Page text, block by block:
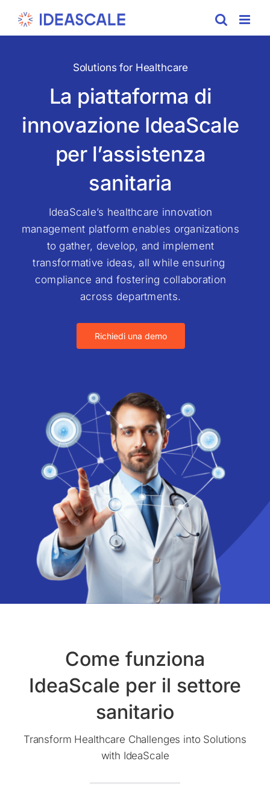
Solutions for Healthcare
La piattaforma di
innovazione IdeaScale
per l’assistenza
sanitaria
IdeaScale’s healthcare innovation
management platform enables organizations
to gather, develop, and implement
transformative ideas, all while ensuring
compliance and fostering collaboration
across departments.
Richiedi una demo
Come funziona
IdeaScale per il settore
sanitario
Transform Healthcare Challenges into Solutions
with IdeaScale